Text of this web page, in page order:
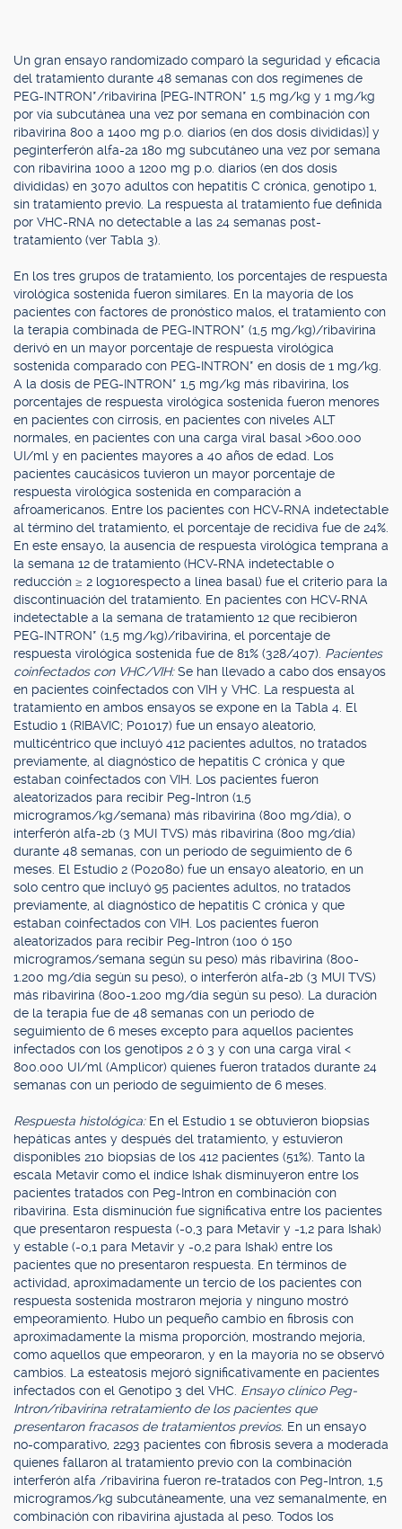
Un gran ensayo randomizado comparó la seguridad y eficacia
del tratamiento durante 48 semanas con dos regímenes de
PEG-INTRON*/ribavirina [PEG-INTRON* 1,5 mg/kg y 1 mg/kg
por vía subcutánea una vez por semana en combinación con
ribavirina 800 a 1400 mg p.o. diarios (en dos dosis divididas)] y
peginterferón alfa-2a 180 mg subcutáneo una vez por semana
con ribavirina 1000 a 1200 mg p.o. diarios (en dos dosis
divididas) en 3070 adultos con hepatitis C crónica, genotipo 1,
sin tratamiento previo. La respuesta al tratamiento fue definida
por VHC-RNA no detectable a las 24 semanas post-
tratamiento (ver Tabla 3).
En los tres grupos de tratamiento, los porcentajes de respuesta
virológica sostenida fueron similares. En la mayoría de los
pacientes con factores de pronóstico malos, el tratamiento con
la terapia combinada de PEG-INTRON* (1,5 mg/kg)/ribavirina
derivó en un mayor porcentaje de respuesta virológica
sostenida comparado con PEG-INTRON* en dosis de 1 mg/kg.
A la dosis de PEG-INTRON* 1,5 mg/kg más ribavirina, los
porcentajes de respuesta virológica sostenida fueron menores
en pacientes con cirrosis, en pacientes con niveles ALT
normales, en pacientes con una carga viral basal >600.000
UI/ml y en pacientes mayores a 40 años de edad. Los
pacientes caucásicos tuvieron un mayor porcentaje de
respuesta virológica sostenida en comparación a
afroamericanos. Entre los pacientes con HCV-RNA indetectable
al término del tratamiento, el porcentaje de recidiva fue de 24%.
En este ensayo, la ausencia de respuesta virológica temprana a
la semana 12 de tratamiento (HCV-RNA indetectable o
reducción ≥ 2 log10respecto a línea basal) fue el criterio para la
discontinuación del tratamiento. En pacientes con HCV-RNA
indetectable a la semana de tratamiento 12 que recibieron
PEG-INTRON* (1,5 mg/kg)/ribavirina, el porcentaje de
respuesta virológica sostenida fue de 81% (328/407). Pacientes
coinfectados con VHC/VIH:Se han llevado a cabo dos ensayos
en pacientes coinfectados con VIH y VHC. La respuesta al
tratamiento en ambos ensayos se expone en la Tabla 4. El
Estudio 1 (RIBAVIC; P01017) fue un ensayo aleatorio,
multicéntrico que incluyó 412 pacientes adultos, no tratados
previamente, al diagnóstico de hepatitis C crónica y que
estaban coinfectados con VIH. Los pacientes fueron
aleatorizados para recibir Peg-Intron (1,5
microgramos/kg/semana) más ribavirina (800 mg/día), o
interferón alfa-2b (3 MUI TVS) más ribavirina (800 mg/día)
durante 48 semanas, con un período de seguimiento de 6
meses. El Estudio 2 (P02080) fue un ensayo aleatorio, en un
solo centro que incluyó 95 pacientes adultos, no tratados
previamente, al diagnóstico de hepatitis C crónica y que
estaban coinfectados con VIH. Los pacientes fueron
aleatorizados para recibir Peg-Intron (100 ó 150
microgramos/semana según su peso) más ribavirina (800-
1.200 mg/día según su peso), o interferón alfa-2b (3 MUI TVS)
más ribavirina (800-1.200 mg/día según su peso). La duración
de la terapia fue de 48 semanas con un periodo de
seguimiento de 6 meses excepto para aquellos pacientes
infectados con los genotipos 2 ó 3 y con una carga viral <
800.000 UI/ml (Amplicor) quienes fueron tratados durante 24
semanas con un periodo de seguimiento de 6 meses.
Respuesta histológica: En el Estudio 1 se obtuvieron biopsias
hepáticas antes y después del tratamiento, y estuvieron
disponibles 210 biopsias de los 412 pacientes (51%). Tanto la
escala Metavir como el índice Ishak disminuyeron entre los
pacientes tratados con Peg-Intron en combinación con
ribavirina. Esta disminución fue significativa entre los pacientes
que presentaron respuesta (-0,3 para Metavir y -1,2 para Ishak)
y estable (-0,1 para Metavir y -0,2 para Ishak) entre los
pacientes que no presentaron respuesta. En términos de
actividad, aproximadamente un tercio de los pacientes con
respuesta sostenida mostraron mejoría y ninguno mostró
empeoramiento. Hubo un pequeño cambio en fibrosis con
aproximadamente la misma proporción, mostrando mejoría,
como aquellos que empeoraron, y en la mayoría no se observó
cambios. La esteatosis mejoró significativamente en pacientes
infectados con el Genotipo 3 del VHC. Ensayo clínico Peg-
Intron/ribavirina retratamiento de los pacientes que
presentaron fracasos de tratamientos previos. En un ensayo
no-comparativo, 2293 pacientes con fibrosis severa a moderada
quienes fallaron al tratamiento previo con la combinación
interferón alfa /ribavirina fueron re-tratados con Peg-Intron, 1,5
microgramos/kg subcutáneamente, una vez semanalmente, en
combinación con ribavirina ajustada al peso. Todos los